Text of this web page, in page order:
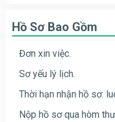
Hồ Sơ Bao Gồm
Đơn xin việc.
Sơ yếu lý lịch.
Thời hạn nhận hồ sơ:
Nộp hồ sơ qua hòm